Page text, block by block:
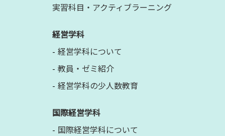
実習科目・アクティブラーニング
経営学科
経営学科について
教員・ゼミ紹介
経営学科の少人数教育
国際経営学科
国際経営学科について